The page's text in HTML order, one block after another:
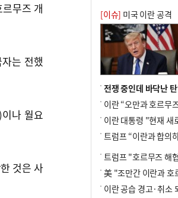
무즈 개
는 전했
나 월요
것은 사
[이슈] 미국 이란 공격